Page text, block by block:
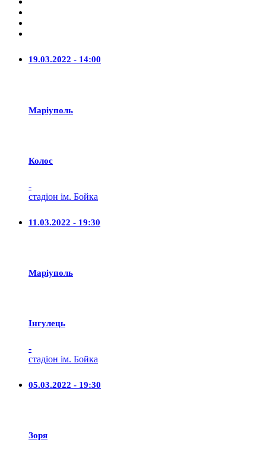
19.03.2022 - 14:00
Маріуполь
Колос
-
стадіон ім. Бойка
11.03.2022 - 19:30
Маріуполь
Iнгулець
-
стадіон ім. Бойка
05.03.2022 - 19:30
Зоря